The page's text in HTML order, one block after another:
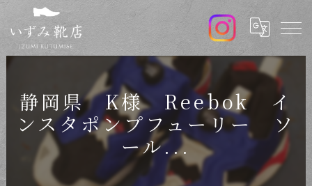
静岡県 K様 Reebok イ
ンスタポンプフューリー ソ
ール...